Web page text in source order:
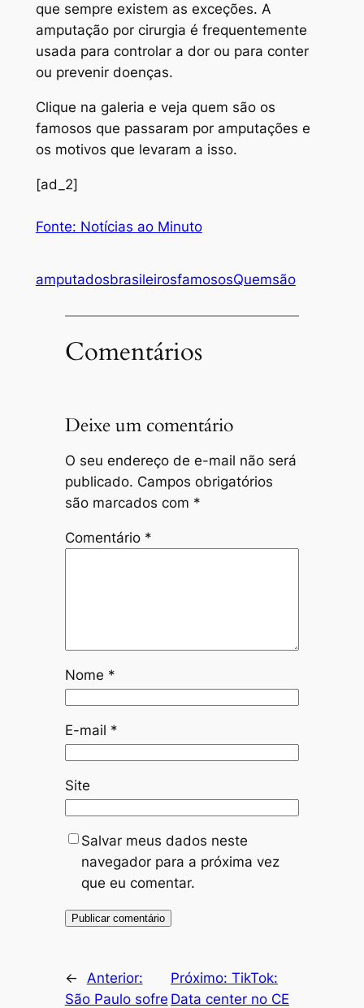
que sempre existem as exceções. A
amputação por cirurgia é frequentemente
usada para controlar a dor ou para conter
ou prevenir doenças.
Clique na galeria e veja quem são os
famosos que passaram por amputações e
os motivos que levaram a isso.
[ad_2]
Fonte: Notícias ao Minuto
amputadosbrasileirosfamososQuemsão
Comentários
Deixe um comentário
O seu endereço de e-mail não será
publicado. Campos obrigatórios
são marcados com *
Comentário *
Nome *
E-mail *
Site
Salvar meus dados neste
navegador para a próxima vez
que eu comentar.
←
Anterior:
São Paulo sofre
Próximo: TikTok:
Data center no CE